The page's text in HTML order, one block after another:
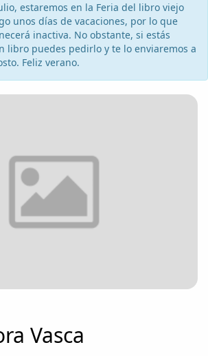
estaremos en la Feria del libro viejo
unos días de vacaciones, por lo que
inactiva. No obstante, si estás
libro puedes pedirlo y te lo enviaremos a
Feliz verano.
Vasca